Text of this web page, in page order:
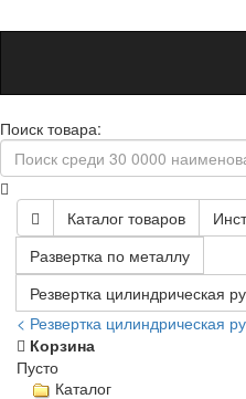
Поиск товара:
Каталог товаров
Развертка по металлу
Резвертка цилиндрическая
< Резвертка цилиндрическая
Корзина
Пусто
Каталог